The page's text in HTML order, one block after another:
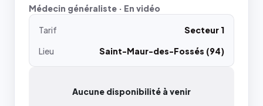
Médecin généraliste · En vidéo
Tarif
Secteur 1
Lieu
Saint-Maur-des-Fossés (94)
Aucune disponibilité à venir